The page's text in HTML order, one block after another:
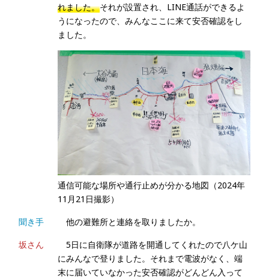
れました。それが設置され、LINE通話ができるよ
うになったので、みんなここに来て安否確認をし
ました。
通信可能な場所や通行止めが分かる地図（2024年
11月21日撮影）
聞き手
他の避難所と連絡を取りましたか。
坂さん
5日に自衛隊が道路を開通してくれたので八ケ山
にみんなで登りました。それまで電波がなく、端
末に届いていなかった安否確認がどんどん入って